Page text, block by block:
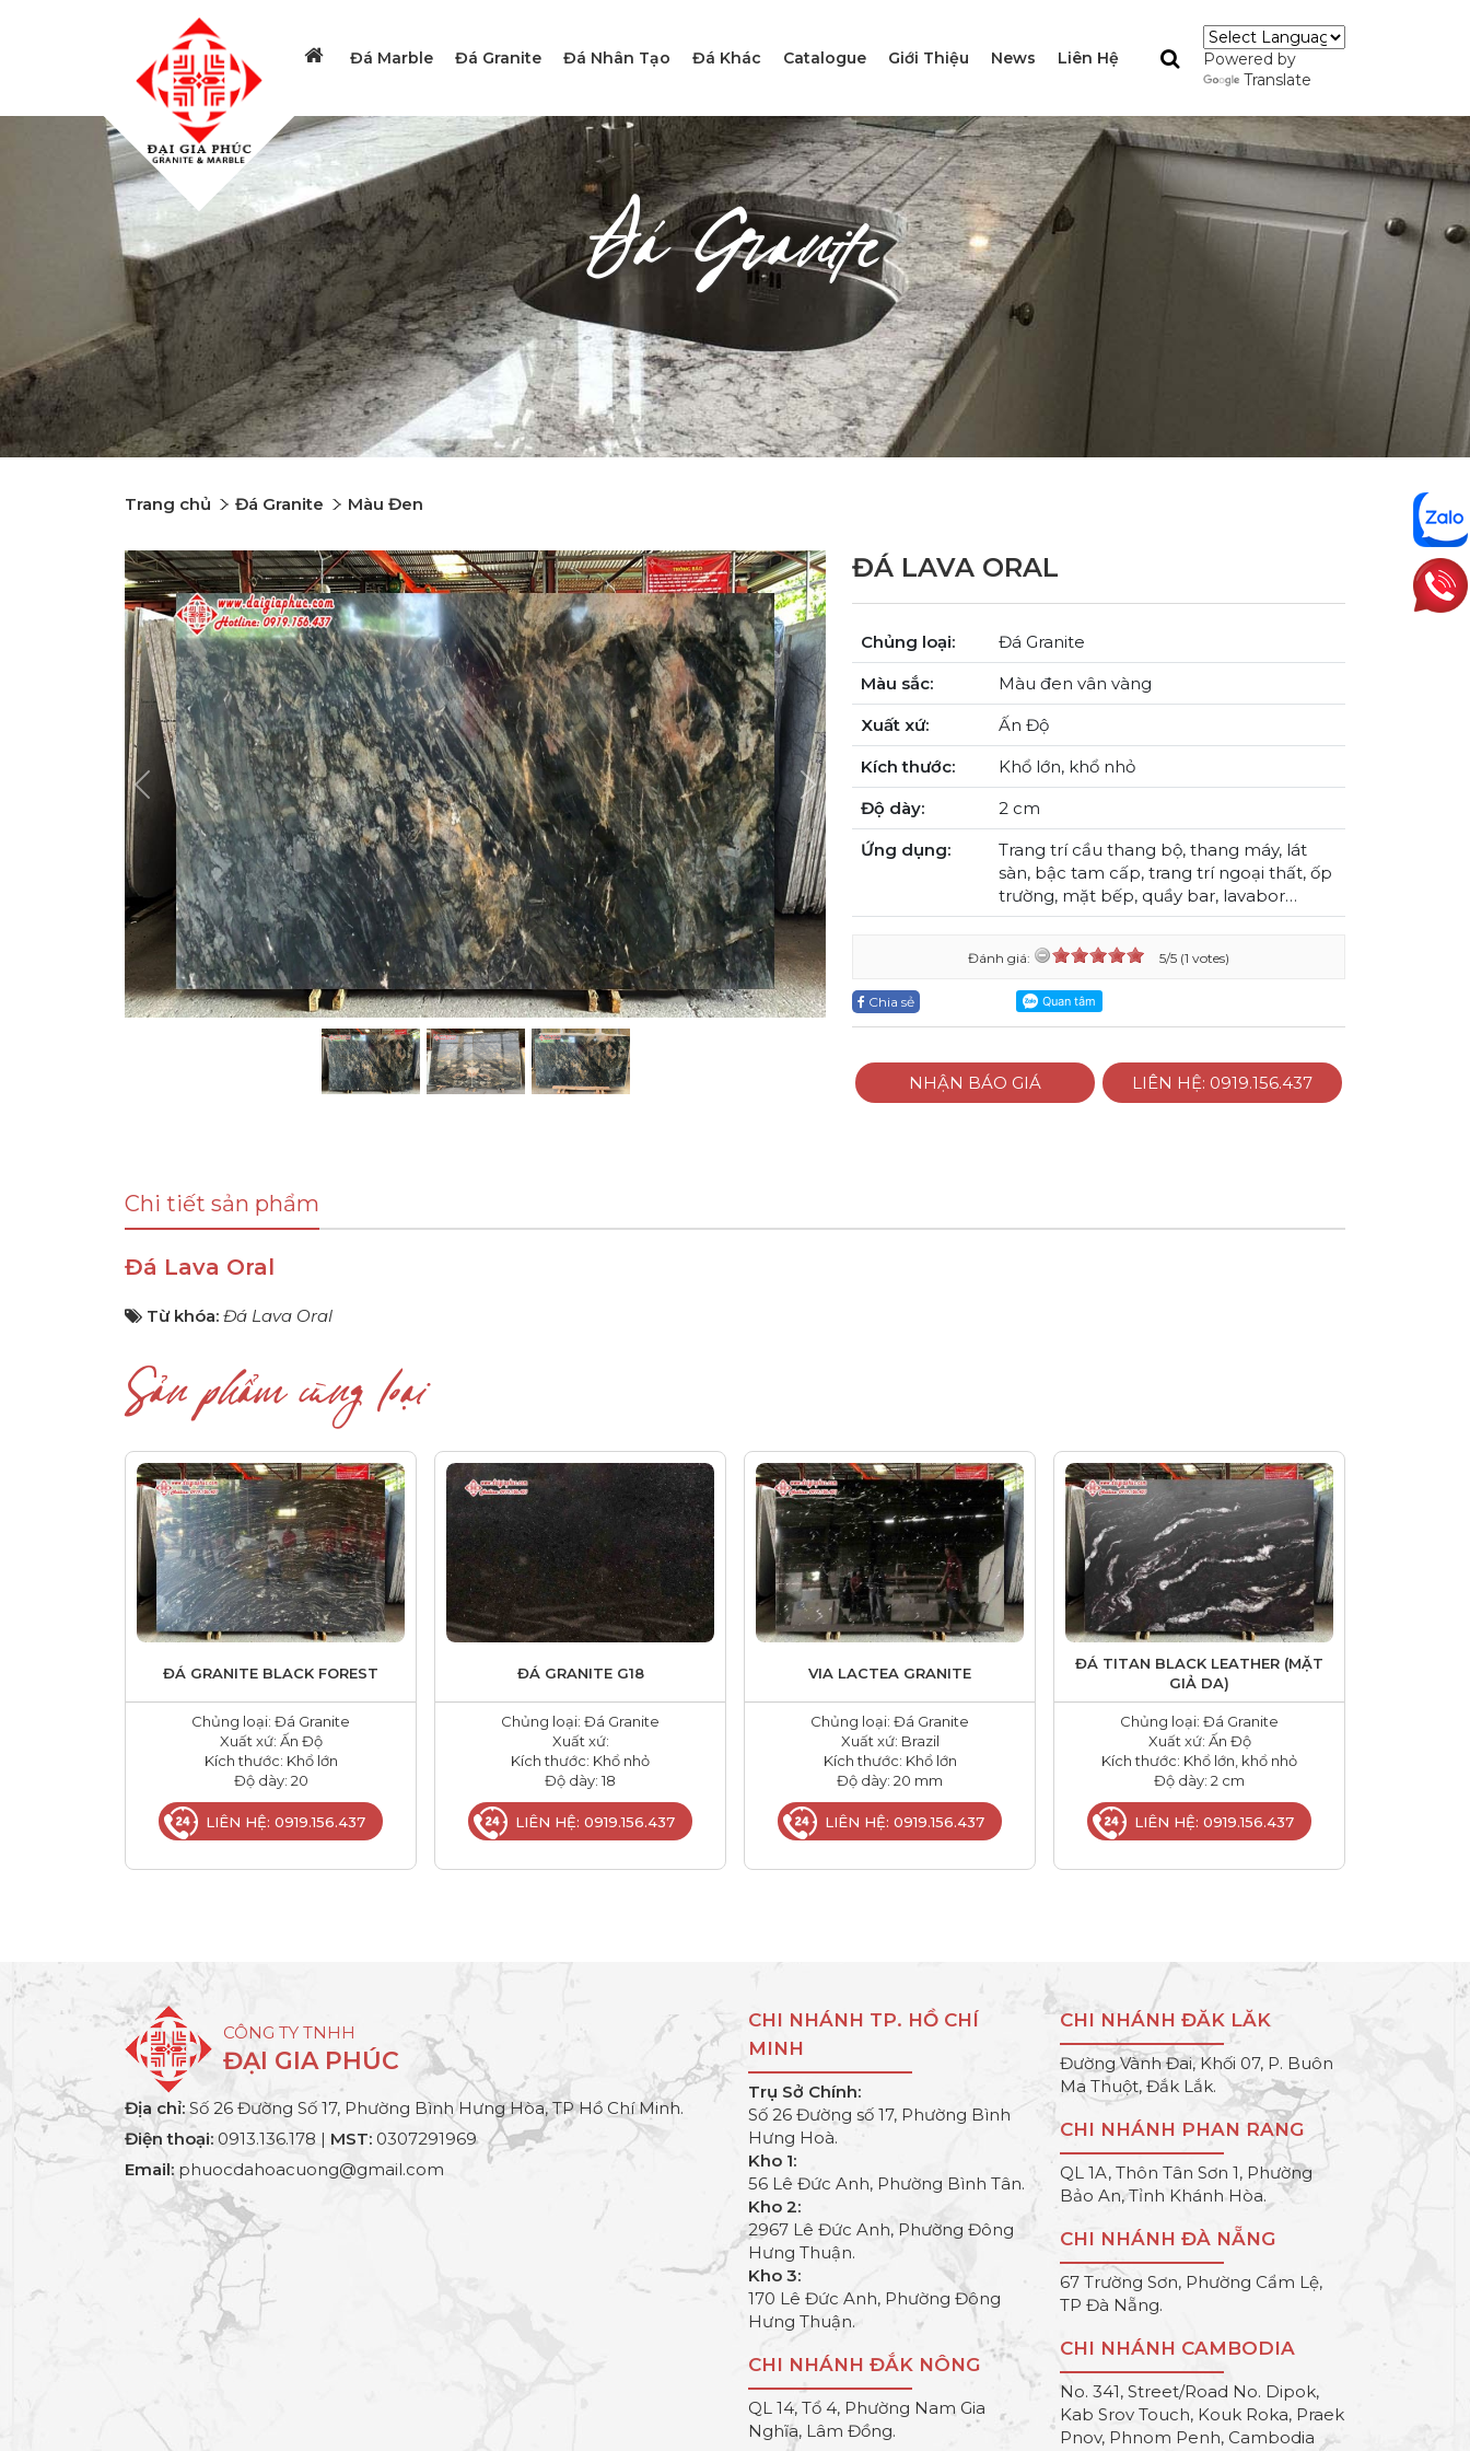
Đá Marble Đá Granite Đá Nhân Tạo Đá Khác Catalogue Giới Thiệu News Liên Hệ
Powered by
Translate
Đá Granite
Trang chủ Đá Granite Màu Đen
Previous Next
ĐÁ LAVA ORAL
Chủng loại:
Đá Granite
Màu sắc:
Màu đen vân vàng
Xuất xứ:
Ấn Độ
Kích thước:
Khổ lớn, khổ nhỏ
Độ dày:
2 cm
Ứng dụng:
Trang trí cầu thang bộ, thang máy, lát
sàn, bậc tam cấp, trang trí ngoại thất, ốp
trường, mặt bếp, quầy bar, lavabor…
Đánh giá: 5/5 (1 votes)
Chia sẻ
NHẬN BÁO GIÁ LIÊN HỆ: 0919.156.437
Chi tiết sản phẩm
Đá Lava Oral
Từ khóa: Đá Lava Oral
Sản phẩm cùng loại
ĐÁ GRANITE BLACK FOREST
Chủng loại: Đá Granite
Xuất xứ: Ấn Độ
Kích thước: Khổ lớn
Độ dày: 20
LIÊN HỆ: 0919.156.437
ĐÁ GRANITE G18
Chủng loại: Đá Granite
Xuất xứ:
Kích thước: Khổ nhỏ
Độ dày: 18
LIÊN HỆ: 0919.156.437
VIA LACTEA GRANITE
Chủng loại: Đá Granite
Xuất xứ: Brazil
Kích thước: Khổ lớn
Độ dày: 20 mm
LIÊN HỆ: 0919.156.437
ĐÁ TITAN BLACK LEATHER (MẶT
GIẢ DA)
Chủng loại: Đá Granite
Xuất xứ: Ấn Độ
Kích thước: Khổ lớn, khổ nhỏ
Độ dày: 2 cm
LIÊN HỆ: 0919.156.437
CÔNG TY TNHH
ĐẠI GIA PHÚC
Địa chỉ: Số 26 Đường Số 17, Phường Bình Hưng Hòa, TP Hồ Chí Minh.
Điện thoại: 0913.136.178 | MST: 0307291969
Email: phuocdahoacuong@gmail.com
CHI NHÁNH TP. HỒ CHÍ
MINH
Trụ Sở Chính:
Số 26 Đường số 17, Phường Bình
Hưng Hoà.
Kho 1:
56 Lê Đức Anh, Phường Bình Tân.
Kho 2:
2967 Lê Đức Anh, Phường Đông
Hưng Thuận.
Kho 3:
170 Lê Đức Anh, Phường Đông
Hưng Thuận.
CHI NHÁNH ĐẮK NÔNG
QL 14, Tổ 4, Phường Nam Gia
Nghĩa, Lâm Đồng.
CHI NHÁNH ĐĂK LĂK
Đường Vành Đai, Khối 07, P. Buôn
Ma Thuột, Đắk Lắk.
CHI NHÁNH PHAN RANG
QL 1A, Thôn Tân Sơn 1, Phường
Bảo An, Tỉnh Khánh Hòa.
CHI NHÁNH ĐÀ NẴNG
67 Trường Sơn, Phường Cẩm Lệ,
TP Đà Nẵng.
CHI NHÁNH CAMBODIA
No. 341, Street/Road No. Dipok,
Kab Srov Touch, Kouk Roka, Praek
Pnov, Phnom Penh, Cambodia